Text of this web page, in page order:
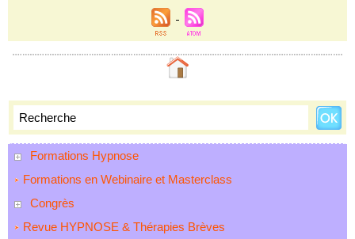
Formations Hypnose
Formations en Webinaire et Masterclass
Congrès
Revue HYPNOSE & Thérapies Brèves